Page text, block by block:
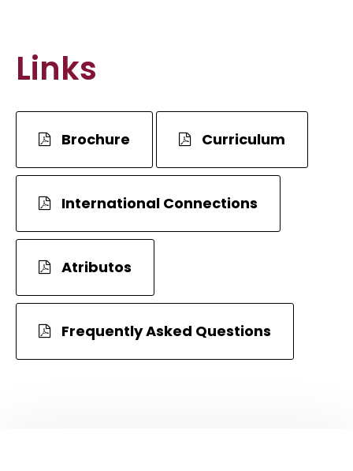
Links
Brochure Curriculum
International Connections
Atributos
Frequently Asked Questions